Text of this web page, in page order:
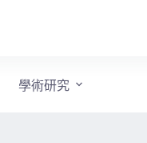
學術研究